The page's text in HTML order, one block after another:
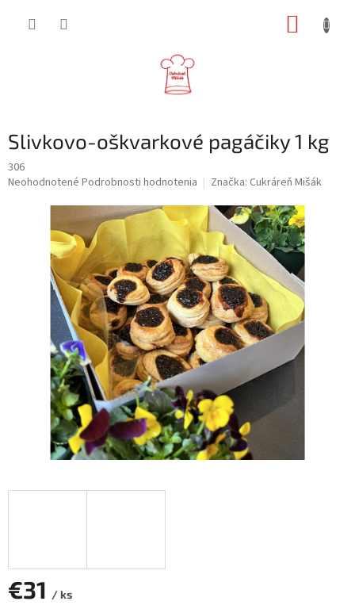
Slivkovo-oškvarkové pagáčiky 1 kg
306
Priemerné
hviezdičiek.
Neohodnotené Podrobnosti hodnotenia Značka: Cukráreň Mišák
€31 / ks